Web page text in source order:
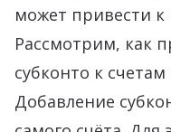
может привести
Рассмотрим, как
субконто к счетам
Добавление